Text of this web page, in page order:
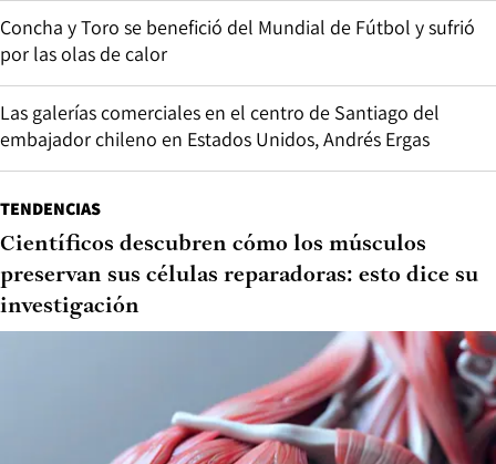
Concha y Toro se benefició del Mundial de Fútbol y sufrió
por las olas de calor
Las galerías comerciales en el centro de Santiago del
embajador chileno en Estados Unidos, Andrés Ergas
TENDENCIAS
Científicos descubren cómo los músculos
preservan sus células reparadoras: esto dice su
investigación